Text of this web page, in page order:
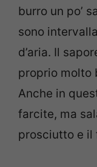
burro un po’
sono
d’aria. Il
proprio molto
Anche in
farcite, ma
prosciutto e il